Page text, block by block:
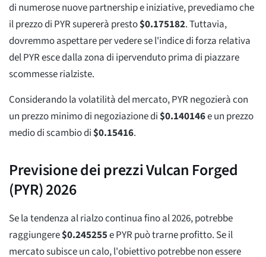
di numerose nuove partnership e iniziative, prevediamo che
il prezzo di PYR supererà presto$0.175182. Tuttavia,
dovremmo aspettare per vedere se l'indice di forza relativa
del PYR esce dalla zona di ipervenduto prima di piazzare
scommesse rialziste.
Considerando la volatilità del mercato, PYR negozierà con
un prezzo minimo di negoziazione di$0.140146e un prezzo
medio di scambio di$0.15416.
Previsione dei prezzi Vulcan Forged
(PYR) 2026
Se la tendenza al rialzo continua fino al 2026, potrebbe
raggiungere$0.245255e PYR può trarne profitto. Se il
mercato subisce un calo, l'obiettivo potrebbe non essere